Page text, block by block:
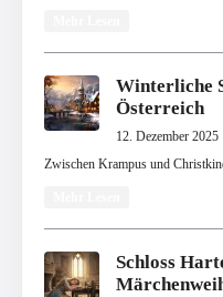
Winterliche
Österreich
12. Dezember 2025
Zwischen Krampus und
Schloss